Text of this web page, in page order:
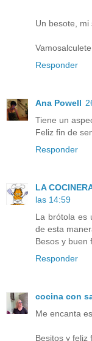
Un besote, mi
Responder
Ana Powell
Tiene un
Feliz fin de
Responder
LA
las 14:59
La brótola es
de esta
Besos y buen
Responder
cocina con
Me encanta
Besitos y feliz